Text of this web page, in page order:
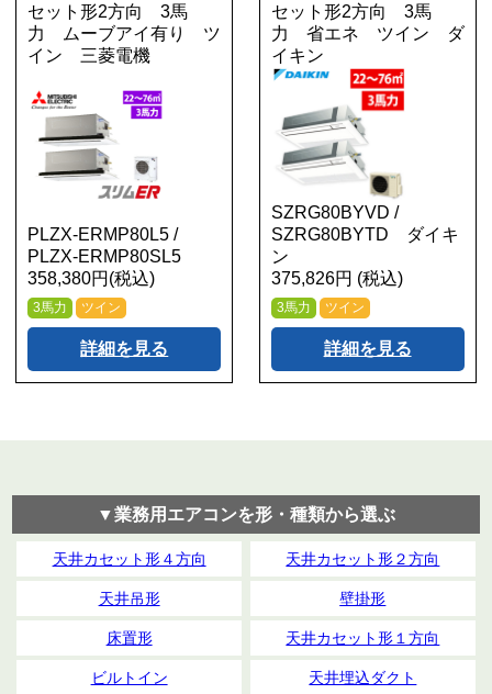
セット形2方向 3馬
力 ムーブアイ有り ツ
イン 三菱電機
PLZX-ERMP80L5 /
PLZX-ERMP80SL5
358,380円(税込)
3馬力 ツイン
詳細を見る
セット形2方向 3馬
力 省エネ ツイン ダ
イキン
SZRG80BYVD /
SZRG80BYTD ダイキ
ン
375,826円 (税込)
3馬力 ツイン
詳細を見る
▼業務用エアコンを形・種類から選ぶ
天井カセット形４方向 天井カセット形２方向
天井吊形 壁掛形
床置形 天井カセット形１方向
ビルトイン 天井埋込ダクト